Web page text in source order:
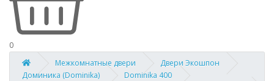
0
Межкомнатные двери
Двери Экошпон
Доминика (Dominika)
Dominika 400